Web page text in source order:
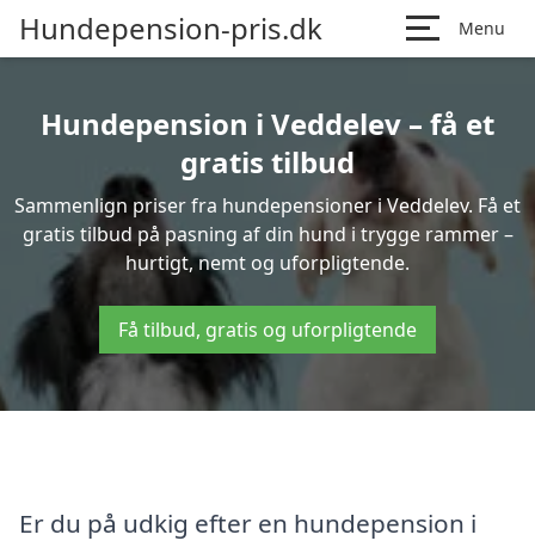
Hundepension-pris.dk Menu
Hundepension i Veddelev – få et
gratis tilbud
Sammenlign priser fra hundepensioner i Veddelev. Få et
gratis tilbud på pasning af din hund i trygge rammer –
hurtigt, nemt og uforpligtende.
Få tilbud, gratis og uforpligtende
Er du på udkig efter en hundepension i